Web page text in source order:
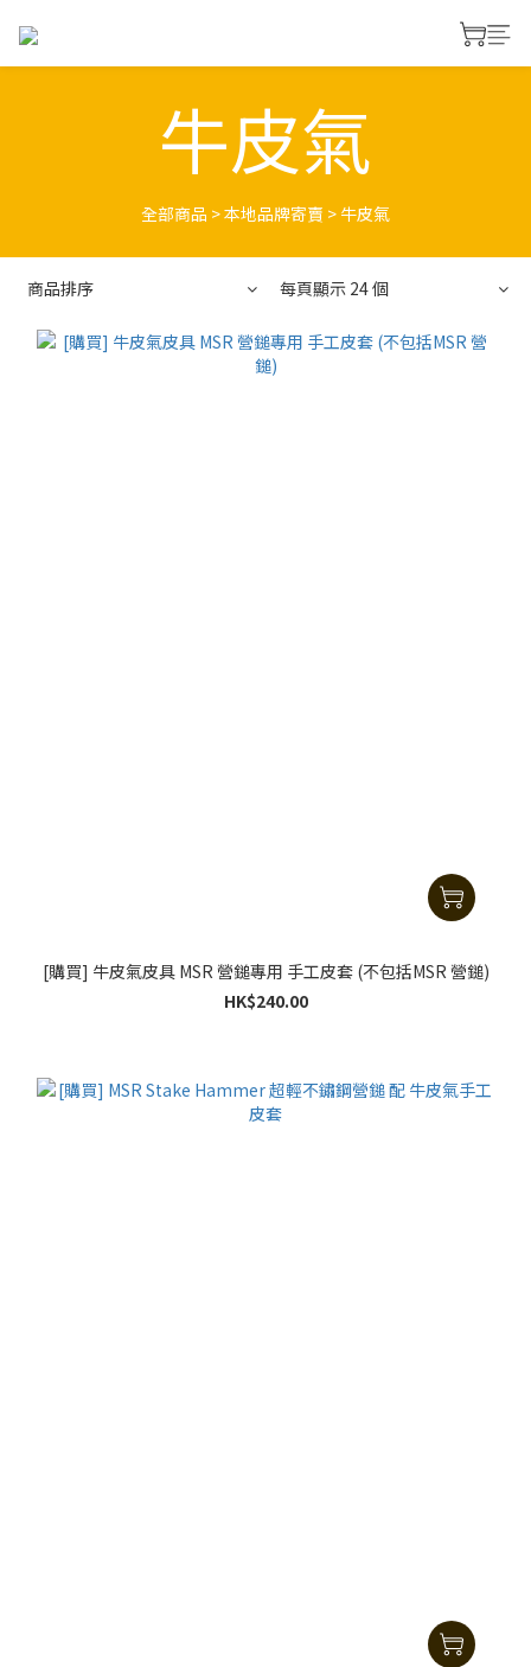
牛皮氣
全部商品 >本地品牌寄賣 > 牛皮氣
商品排序 每頁顯示 24 個
[購買] 牛皮氣皮具 MSR 營鎚專用 手工皮套 (不包括MSR 營鎚)
HK$240.00